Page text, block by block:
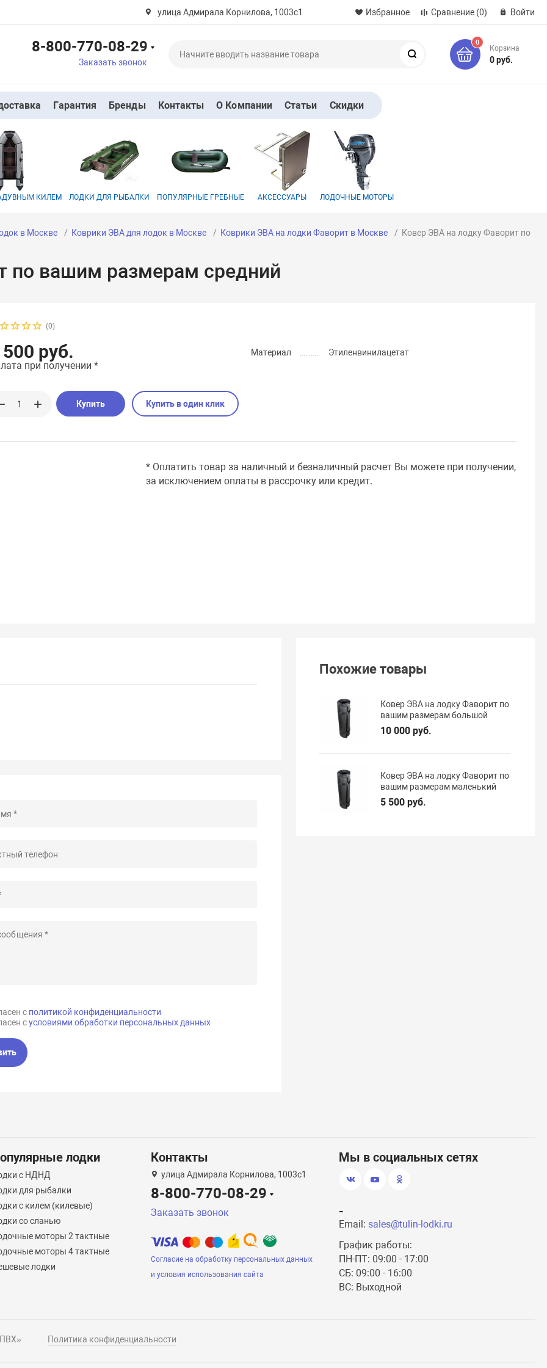
улица Адмирала Корнилова, 1003с1 Избранное Сравнение (0) Войти
8-800-770-08-29
Заказать звонок
0
Корзина
0 руб.
Гарантия Бренды Контакты О Компании Статьи Скидки
КИЛЕМ ЛОДКИ ДЛЯ РЫБАЛКИ ПОПУЛЯРНЫЕ ГРЕБНЫЕ АКСЕССУАРЫ ЛОДОЧНЫЕ МОТОРЫ
в Москве Коврики ЭВА для лодок в Москве Коврики ЭВА на лодки Фаворит в Москве Ковер ЭВА на лодку Фаворит по
по вашим размерам средний
(0)
руб.
при получении *
Купить Купить в один клик
Материал Этиленвинилацетат
* Оплатить товар за наличный и безналичный расчет Вы можете при получении,
за исключением оплаты в рассрочку или кредит.
с политикой конфиденциальности
сусловиями обработки персональных данных
Похожие товары
Ковер ЭВА на лодку Фаворит по
вашим размерам большой
10 000 руб.
Ковер ЭВА на лодку Фаворит по
вашим размерам маленький
5 500 руб.
лодки
с НДНД
для рыбалки
с килем (килевые)
со сланью
моторы 2 тактные
моторы 4 тактные
лодки
Контакты
улица Адмирала Корнилова, 1003с1
8-800-770-08-29
Заказать звонок
Согласие на обработку персональных данных
и условия использования сайта
Мы в социальных сетях
-
Email: sales@tulin-lodki.ru
График работы:
ПН-ПТ: 09:00 - 17:00
СБ: 09:00 - 16:00
ВС: Выходной
Политика конфиденциальности